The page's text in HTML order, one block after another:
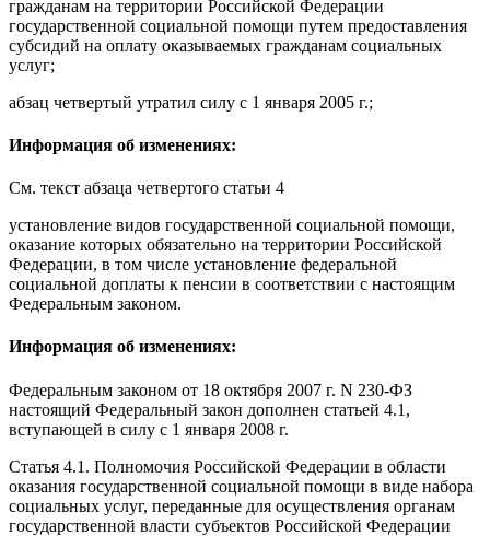
гражданам на территории Российской Федерации
государственной социальной помощи путем предоставления
субсидий на оплату оказываемых гражданам социальных
услуг;
абзац четвертый утратил силу с 1 января 2005 г.;
Информация об изменениях:
См. текст абзаца четвертого статьи 4
установление видов государственной социальной помощи,
оказание которых обязательно на территории Российской
Федерации, в том числе установление федеральной
социальной доплаты к пенсии в соответствии с настоящим
Федеральным законом.
Информация об изменениях:
Федеральным законом от 18 октября 2007 г. N 230-ФЗ
настоящий Федеральный закон дополнен статьей 4.1,
вступающей в силу с 1 января 2008 г.
Статья 4.1 . Полномочия Российской Федерации в области
оказания государственной социальной помощи в виде набора
социальных услуг, переданные для осуществления органам
государственной власти субъектов Российской Федерации